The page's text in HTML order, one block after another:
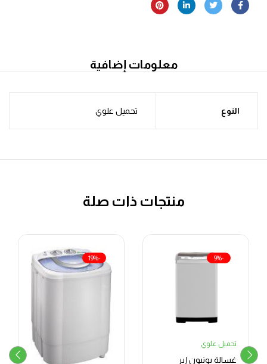
معلومات إضافية
النوع تحميل علوي
منتجات ذات صلة
-9%
تحميل علوي
غسالة يونيون إير
-19%